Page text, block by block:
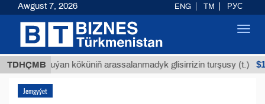
TDHÇMB
Buýan köküniň arassalanmadyk glisirrizin turşusy (t.)
Jemgyýet
Awgust 7, 2026 ENG TM РУС